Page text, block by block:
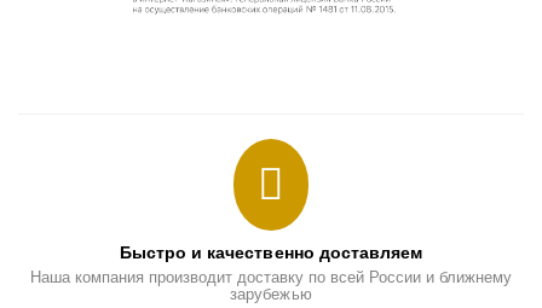
Быстро и качественно доставляем
Наша компания производит доставку по всей России и ближнему
зарубежью